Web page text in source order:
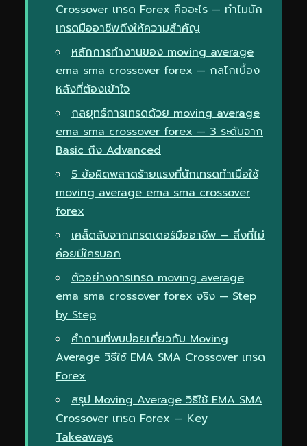
Crossover เทรด Forex คืออะไร — ทำไมนัก
เทรดมืออาชีพถึงให้ความสำคัญ
หลักการทำงานของ moving average
ema sma crossover forex — กลไกเบื้อง
หลังที่ต้องเข้าใจ
กลยุทธ์การเทรดด้วย moving average
ema sma crossover forex — 3 ระดับจาก
Basic ถึง Advanced
5 ข้อผิดพลาดร้ายแรงที่นักเทรดทำเมื่อใช้
moving average ema sma crossover
forex
เคล็ดลับจากเทรดเดอร์มืออาชีพ — สิ่งที่ไม่
ค่อยมีใครบอก
ตัวอย่างการเทรด moving average
ema sma crossover forex จริง — Step
by Step
คำถามที่พบบ่อยเกี่ยวกับ Moving
Average วิธีใช้ EMA SMA Crossover เทรด
Forex
สรุป Moving Average วิธีใช้ EMA SMA
Crossover เทรด Forex — Key
Takeaways